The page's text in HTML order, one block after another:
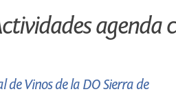
agenda
de Vinos de la DO Sierra de